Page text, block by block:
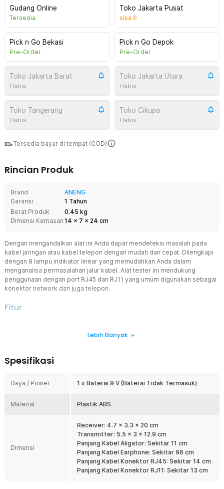
Gudang Online
Tersedia
Toko Jakarta Pusat
sisa 6
Pick n Go Bekasi
Pre-Order
Pick n Go Depok
Pre-Order
Toko Jakarta Barat
Habis
Toko Jakarta Utara
Habis
Toko Tangerang
Habis
Toko Cikupa
Habis
Tersedia bayar di tempat (COD)
Rincian Produk
Brand
ANENG
Garansi
1 Tahun
Berat Produk
0.45 kg
Dimensi Kemasan 14 x 7 x 24 cm
Dengan mengandalkan alat ini Anda dapat mendeteksi masalah pada
kabel jaringan atau kabel telepon dengan mudah dan cepat. Dilengkapi
dengan 8 lampu indikator linear yang memudahkan Anda dalam
menganalisa permasalahan jalur kabel. Alat tester ini mendukung
penggunaan dengan port RJ45 dan RJ11 yang umum digunakan sebagai
konektor network dan juga telepon.
Fitur
Dilengkapi dengan banyak lampu indikator pengecekan yang terdiri
dihubungkan memiliki pelindung atau shield, lampu indikator status
dengan kabel.
Perlu melakukan pengecekan di area yang minim cahaya? Tidak
dipasangkan pada bagian receiver sehingga Anda dapat
menggunakannya untuk bantuan penerangan saat pengecekan
Dilengkapi dengan Headphone Jack
Untuk lebih fokus dalam mendeteksi permasalahan kabel, Anda
dapat menggunakan earphone atau headphone yang dihubungkan
Lebih Banyak
Spesifikasi
Daya / Power 1 x Baterai 9 V (Baterai Tidak Termasuk)
Material Plastik ABS
Dimensi
Receiver: 4.7 x 3.3 x 20 cm
Transmitter: 5.5 x 3 x 12.9 cm
Panjang Kabel Aligator: Sekitar 11 cm
Panjang Kabel Earphone: Sekitar 96 cm
Panjang Kabel Konektor RJ45: Sekitar 14 cm
Panjang Kabel Konektor RJ11: Sekitar 13 cm